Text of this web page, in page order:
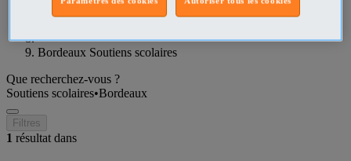
Bordeaux Soutiens scolaires
Que recherchez-vous ?
Soutiens scolaires•Bordeaux
Filtres
1 résultat dans